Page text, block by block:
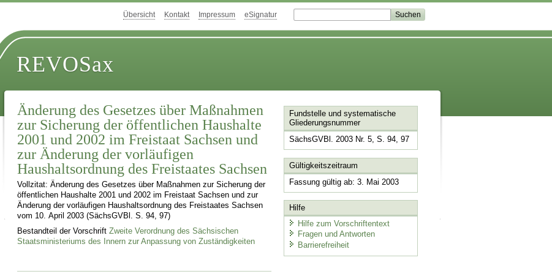
Übersicht Kontakt Impressum eSignatur
REVOSax
Änderung des Gesetzes über Maßnahmen
zur Sicherung der öffentlichen Haushalte
2001 und 2002 im Freistaat Sachsen und
zur Änderung der vorläufigen
Haushaltsordnung des Freistaates Sachsen
Vollzitat: Änderung des Gesetzes über Maßnahmen zur Sicherung der
öffentlichen Haushalte 2001 und 2002 im Freistaat Sachsen und zur
Änderung der vorläufigen Haushaltsordnung des Freistaates Sachsen
vom 10. April 2003 (SächsGVBl. S. 94, 97)
Bestandteil der VorschriftZweite Verordnung des Sächsischen
Staatsministeriums des Innern zur Anpassung von Zuständigkeiten
Fundstelle und systematische
Gliederungsnummer
SächsGVBl. 2003 Nr. 5, S. 94, 97
Gültigkeitszeitraum
Fassung gültig ab: 3. Mai 2003
Hilfe
Hilfe zum Vorschriftentext
Fragen und Antworten
Barrierefreiheit